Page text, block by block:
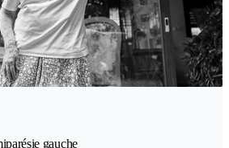
gauche